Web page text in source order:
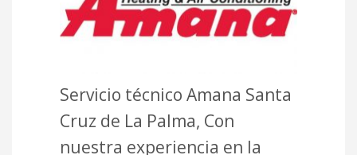
Servicio técnico Amana Santa
Cruz de La Palma, Con
nuestra experiencia en la